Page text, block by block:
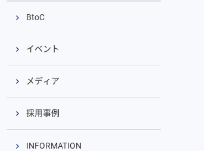
BtoC
イベント
メディア
採用事例
INFORMATION